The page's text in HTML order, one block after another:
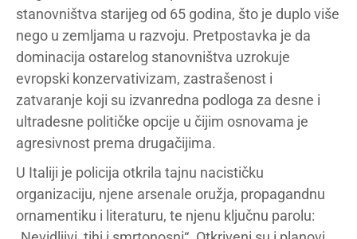
stanovništva starijeg od 65 godina, što je duplo više
nego u zemljama u razvoju. Pretpostavka je da
dominacija ostarelog stanovništva uzrokuje
evropski konzervativizam, zastrašenost i
zatvaranje koji su izvanredna podloga za desne i
ultradesne političke opcije u čijim osnovama je
agresivnost prema drugačijima.
U Italiji je policija otkrila tajnu nacističku
organizaciju, njene arsenale oružja, propagandnu
ornamentiku i literaturu, te njenu ključnu parolu: